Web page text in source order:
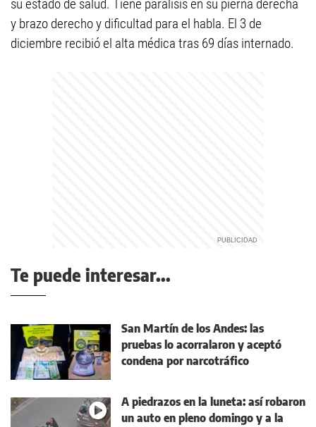
su estado de salud. Tiene parálisis en su pierna derecha
y brazo derecho y dificultad para el habla. El 3 de
diciembre recibió el alta médica tras 69 días internado.
Te puede interesar...
San Martín de los Andes: las
pruebas lo acorralaron y aceptó
condena por narcotráfico
A piedrazos en la luneta: así robaron
un auto en pleno domingo y a la